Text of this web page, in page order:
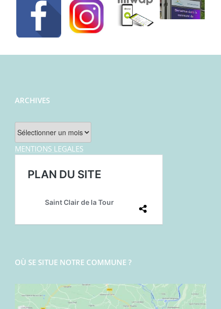
ARCHIVES
Archives
MENTIONS LEGALES
OÙ SE SITUE NOTRE COMMUNE ?